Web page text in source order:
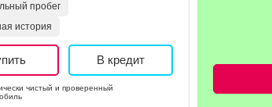
пробег
история
В кредит
чистый и проверенный